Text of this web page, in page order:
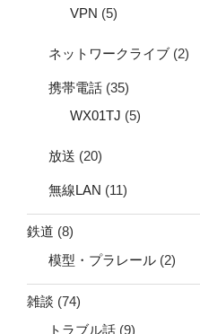
VPN (5)
ネットワークライブ (2)
携帯電話 (35)
WX01TJ (5)
放送 (20)
無線LAN (11)
鉄道 (8)
模型・プラレール (2)
雑談 (74)
トラブル話 (9)